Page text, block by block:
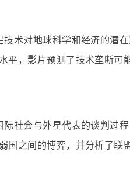
术对地球科学和经济的潜
平，影片预测了技术垄断可
社会与外星代表的谈判过
国之间的博弈，并分析了联